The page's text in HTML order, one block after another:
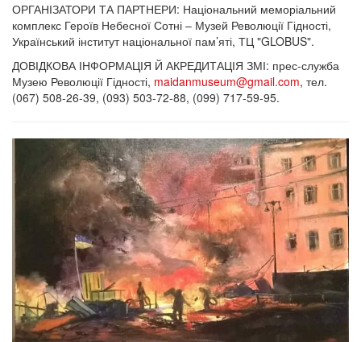
ОРГАНІЗАТОРИ ТА ПАРТНЕРИ: Національний меморіальний
комплекс Героїв Небесної Сотні – Музей Революції Гідності,
Український інститут національної пам’яті, ТЦ "GLOBUS".
ДОВІДКОВА ІНФОРМАЦІЯ Й АКРЕДИТАЦІЯ ЗМІ: прес-служба
Музею Революції Гідності, maidanmuseum@gmail.com, тел.
(067) 508-26-39, (093) 503-72-88, (099) 717-59-95.